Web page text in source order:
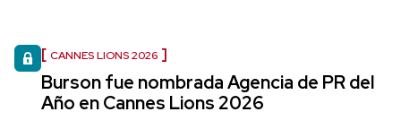
CANNES LIONS 2026
Burson fue nombrada Agencia de PR del
Año en Cannes Lions 2026